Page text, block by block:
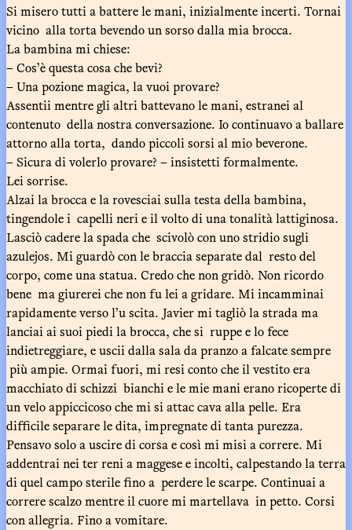
Si misero tutti a battere le mani, inizialmente incerti. Tornai
vicino alla torta bevendo un sorso dalla mia brocca.
La bambina mi chiese:
– Cos’è questa cosa che bevi?
– Una pozione magica, la vuoi provare?
Assentii mentre gli altri battevano le mani, estranei al
contenuto della nostra conversazione. Io continuavo a ballare
attorno alla torta, dando piccoli sorsi al mio beverone.
– Sicura di volerlo provare? – insistetti formalmente.
Lei sorrise.
Alzai la brocca e la rovesciai sulla testa della bambina,
tingendole i capelli neri e il volto di una tonalità lattiginosa.
Lasciò cadere la spada che scivolò con uno stridio sugli
azulejos. Mi guardò con le braccia separate dal resto del
corpo, come una statua. Credo che non gridò. Non ricordo
bene ma giurerei che non fu lei a gridare. Mi incamminai
rapidamente verso l’u scita. Javier mi tagliò la strada ma
lanciai ai suoi piedi la brocca, che si ruppe e lo fece
indietreggiare, e uscii dalla sala da pranzo a falcate sempre
più ampie. Ormai fuori, mi resi conto che il vestito era
macchiato di schizzi bianchi e le mie mani erano ricoperte di
un velo appiccicoso che mi si attac cava alla pelle. Era
difficile separare le dita, impregnate di tanta purezza.
Pensavo solo a uscire di corsa e così mi misi a correre. Mi
addentrai nei ter reni a maggese e incolti, calpestando la terra
di quel campo sterile fino a perdere le scarpe. Continuai a
correre scalzo mentre il cuore mi martellava in petto. Corsi
con allegria. Fino a vomitare.